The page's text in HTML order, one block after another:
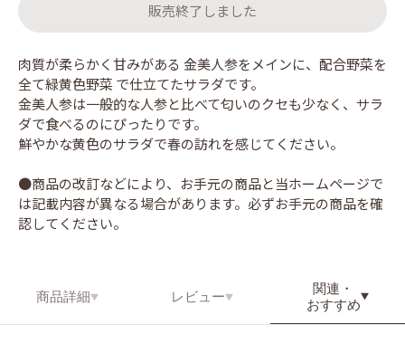
販売終了しました
肉質が柔らかく甘みがある 金美人参をメインに、配合野菜を
全て緑黄色野菜 で仕立てたサラダです。
金美人参は一般的な人参と比べて匂いのクセも少なく、サラ
ダで食べるのにぴったりです。
鮮やかな黄色のサラダで春の訪れを感じてください。
●商品の改訂などにより、お手元の商品と当ホームページで
は記載内容が異なる場合があります。必ずお手元の商品を確
認してください。
商品詳細 レビュー
関連・
おすすめ